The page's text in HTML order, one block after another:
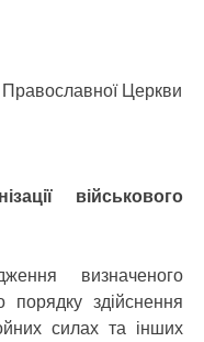
Церкви
військового
визначеного
порядку здійснення
силах та інших